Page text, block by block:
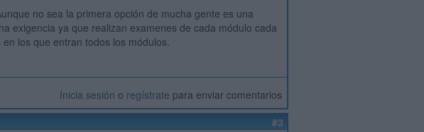
no sea la primera opción de mucha gente es una
exigencia ya que realizan examenes de cada módulo cada
los que entran todos los módulos.
Inicia sesión o regístrate para enviar comentarios
#3